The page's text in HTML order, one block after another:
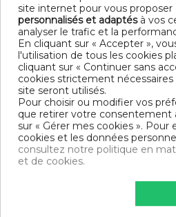
Tissage serré - 57 fils /cm²
DIMENSIONS &
Housse de couette
140 x 200 cm : 1 personne
200 x 200 cm : 1-2 personnes
220 x 240 cm : 2 personnes
240 x 260 cm : 2 personnes
Taie d'oreiller (1 taie pour la
les autres tailles)
CONTENU
1 housse de couette 220x240
site internet pour vous proposer
personnalisés et adaptésà vos
analyser le trafic et la
En cliquant sur « Accepter »,
l'utilisation de tous les cookies
cliquant sur « Continuer sans
cookies strictement
site seront utilisés.
Pour choisir ou modifier vos
que retirer votre
sur « Gérer mes cookies ». Pour
cookies et les données
consultez notre politique en
et de cookies.